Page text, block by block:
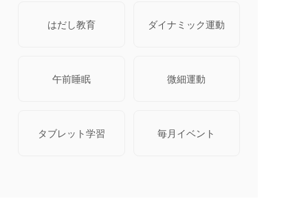
はだし教育 ダイナミック運動
午前睡眠 微細運動
タブレット学習 毎月イベント